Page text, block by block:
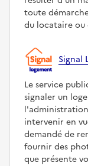
toute
du locataire ou
Signal
Le service
signaler un
intervenir en
demandé de
fournir des
que présente